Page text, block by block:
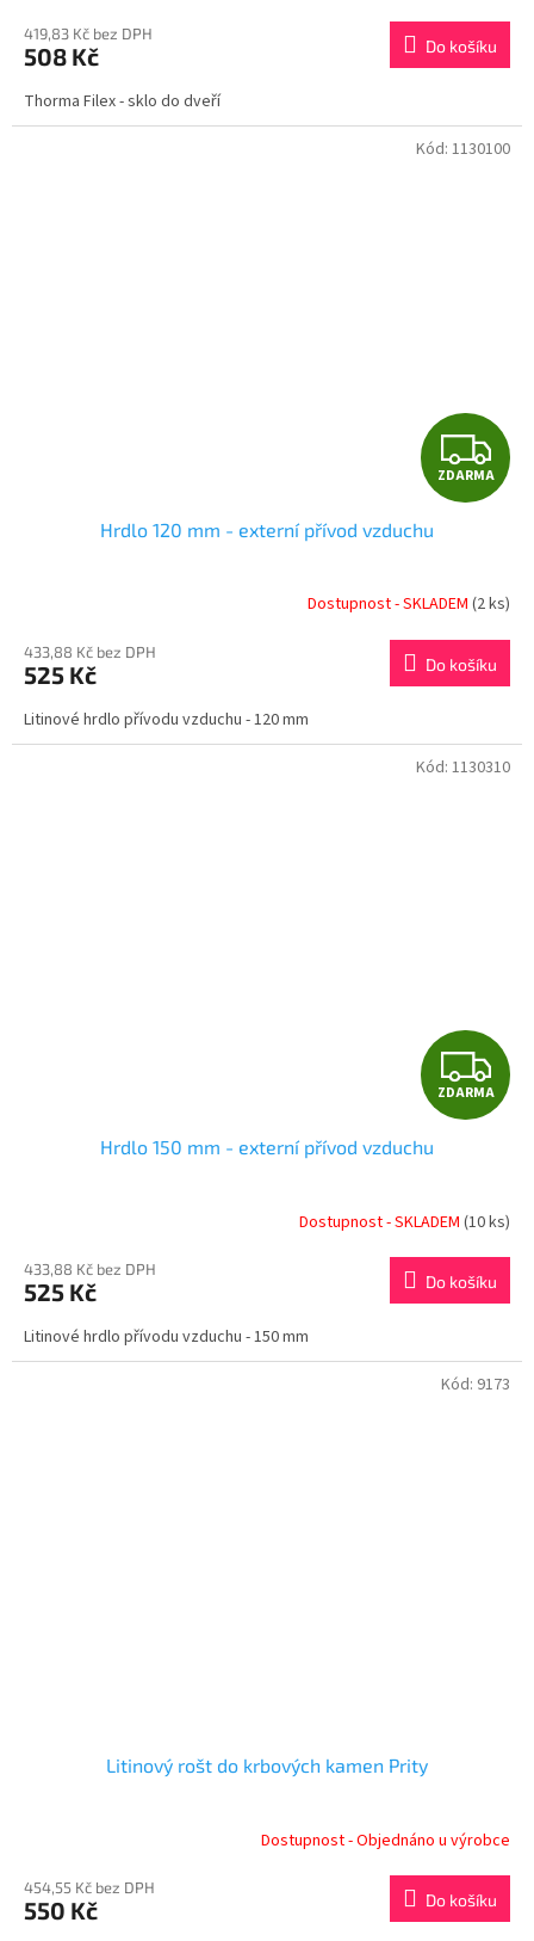
419,83 Kč bez DPH
508 Kč Do košíku
Thorma Filex - sklo do dveří
Z
D
R
M
A
ZDARMA
Hrdlo 120 mm - externí přívod vzduchu
Dostupnost - SKLADEM (2 ks)
433,88 Kč bez DPH
525 Kč Do košíku
Litinové hrdlo přívodu vzduchu - 120 mm
Kód: 1130100
Z
D
R
M
A
ZDARMA
Hrdlo 150 mm - externí přívod vzduchu
Dostupnost - SKLADEM (10 ks)
433,88 Kč bez DPH
525 Kč Do košíku
Litinové hrdlo přívodu vzduchu - 150 mm
Kód: 1130310
Litinový rošt do krbových kamen Prity
Dostupnost - Objednáno u výrobce
454,55 Kč bez DPH
550 Kč Do košíku
Kód: 9173